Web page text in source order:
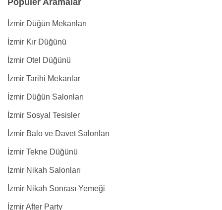
Popüler Aramalar
İzmir Düğün Mekanları
İzmir Kır Düğünü
İzmir Otel Düğünü
İzmir Tarihi Mekanlar
İzmir Düğün Salonları
İzmir Sosyal Tesisler
İzmir Balo ve Davet Salonları
İzmir Tekne Düğünü
İzmir Nikah Salonları
İzmir Nikah Sonrası Yemeği
İzmir After Party